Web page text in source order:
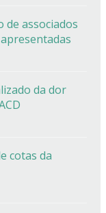
de associados
da dor
cotas da